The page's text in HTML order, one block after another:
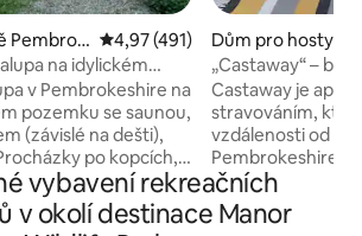
Pembrok
Průměrné hodnocení 4,97 z 5,
4,97 (491)
na idylickém
3 akrů
v Pembrokeshire na
pozemku se saunou,
(závislé na dešti),
po kopcích,
procházky po útesu
manželská postel
Přitul se ke
Dům pro hosty ve
nby
„Castaway“ –
s parkováním
Castaway je
stravováním,
vzdálenosti od
Pembrokeshire a
restaurací v
Tenby vede
North Beachu je
vybavení rekreačních
v okolí destinace Manor